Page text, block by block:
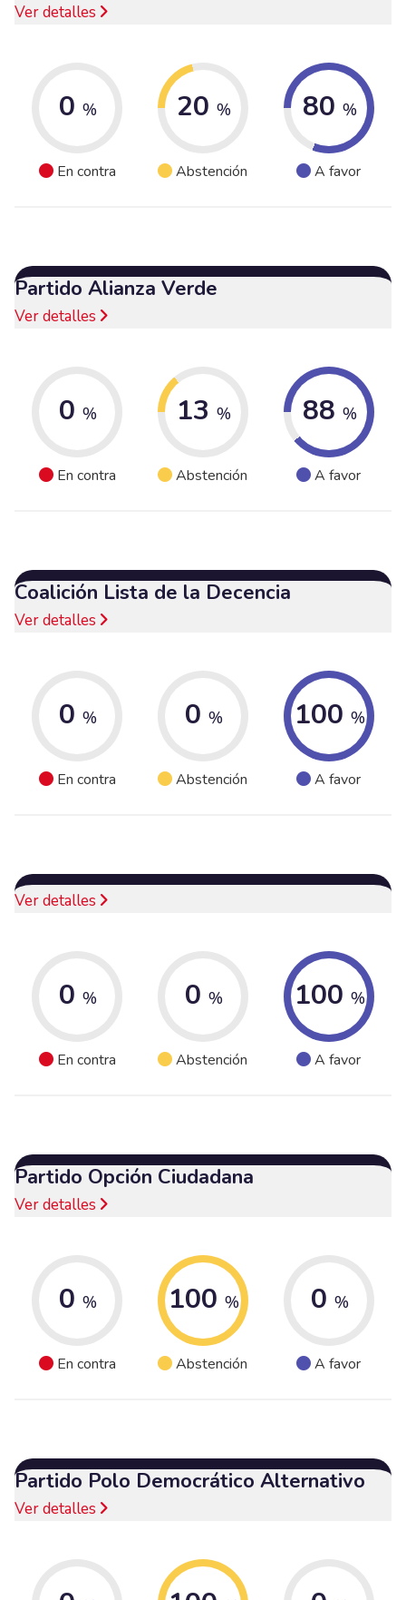
Ver detalles
0 %
En contra
20 %
Abstención
80 %
A favor
Partido Alianza Verde
Ver detalles
0 %
En contra
13 %
Abstención
88 %
A favor
Coalición Lista de la Decencia
Ver detalles
0 %
En contra
0 %
Abstención
100 %
A favor
Ver detalles
0 %
En contra
0 %
Abstención
100 %
A favor
Partido Opción Ciudadana
Ver detalles
0 %
En contra
100 %
Abstención
0 %
A favor
Partido Polo Democrático Alternativo
Ver detalles